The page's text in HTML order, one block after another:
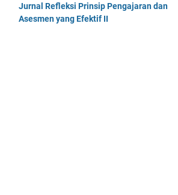
Jurnal Refleksi Prinsip Pengajaran dan
Asesmen yang Efektif II